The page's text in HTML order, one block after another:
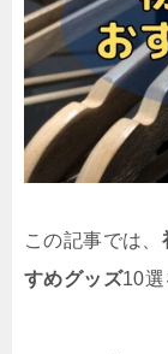
この記事では、
すめグッズ10選